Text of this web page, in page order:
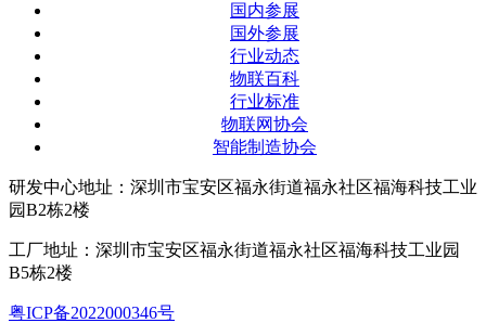
国内参展
国外参展
行业动态
物联百科
行业标准
物联网协会
智能制造协会
研发中心地址：深圳市宝安区福永街道福永社区福海科技工业
园B2栋2楼
工厂地址：深圳市宝安区福永街道福永社区福海科技工业园
B5栋2楼
粤ICP备2022000346号